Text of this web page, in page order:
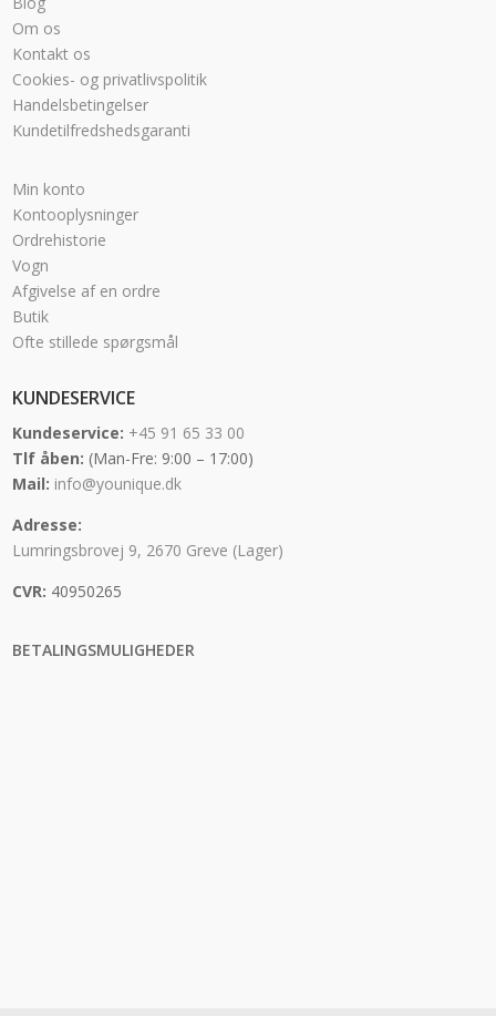
Om os
Kontakt os
Cookies- og privatlivspolitik
Handelsbetingelser
Kundetilfredshedsgaranti
Min konto
Kontooplysninger
Ordrehistorie
Vogn
Afgivelse af en ordre
Butik
Ofte stillede spørgsmål
KUNDESERVICE
Kundeservice: +45 91 65 33 00
Tlf åben: (Man-Fre: 9:00 – 17:00)
Mail: info@younique.dk
Adresse:
Lumringsbrovej 9, 2670 Greve (Lager)
CVR: 40950265
BETALINGSMULIGHEDER